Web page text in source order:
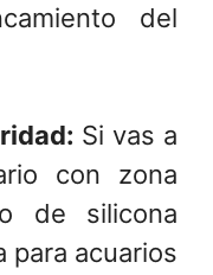
del
Si vas a
con zona
de silicona
para acuarios